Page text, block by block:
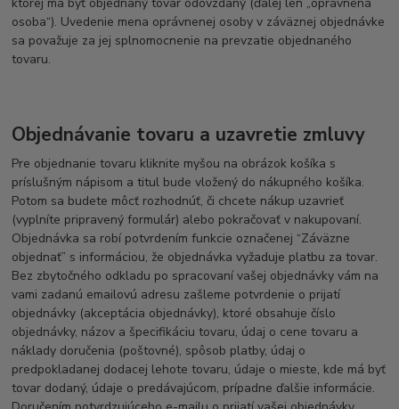
osoba“). Uvedenie mena oprávnenej osoby v záväznej objednávke
sa považuje za jej splnomocnenie na prevzatie objednaného
tovaru.
Objednávanie tovaru a uzavretie zmluvy
Pre objednanie tovaru kliknite myšou na obrázok košíka s
príslušným nápisom a titul bude vložený do nákupného košíka.
Potom sa budete môcť rozhodnúť, či chcete nákup uzavrieť
(vyplníte pripravený formulár) alebo pokračovať v nakupovaní.
Objednávka sa robí potvrdením funkcie označenej “Záväzne
objednať” s informáciou, že objednávka vyžaduje platbu za tovar.
Bez zbytočného odkladu po spracovaní vašej objednávky vám na
vami zadanú emailovú adresu zašleme potvrdenie o prijatí
objednávky (akceptácia objednávky), ktoré obsahuje číslo
objednávky, názov a špecifikáciu tovaru, údaj o cene tovaru a
náklady doručenia (poštovné), spôsob platby, údaj o
predpokladanej dodacej lehote tovaru, údaje o mieste, kde má byť
tovar dodaný, údaje o predávajúcom, prípadne ďalšie informácie.